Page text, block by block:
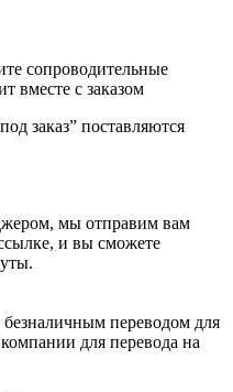
сопроводительные
вместе с заказом
заказ” поставляются
мы отправим вам
и вы сможете
переводом для
для перевода на